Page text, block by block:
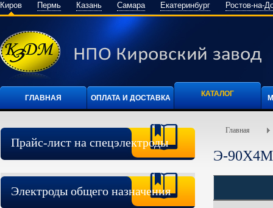
Киров Пермь Казань Самара Екатеринбург Ростов-на-
ГЛАВНАЯ ОПЛАТА И ДОСТАВКА КАТАЛОГ
Прайс-лист на спецэлектроды
Электроды общего назначения
Главная
Э-